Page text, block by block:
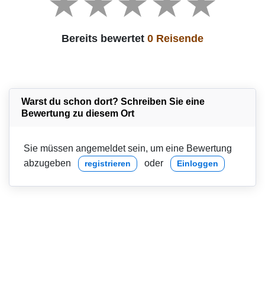
Bereits bewertet 0 Reisende
Warst du schon dort? Schreiben Sie eine
Bewertung zu diesem Ort
Sie müssen angemeldet sein, um eine Bewertung
abzugeben
registrieren oder Einloggen